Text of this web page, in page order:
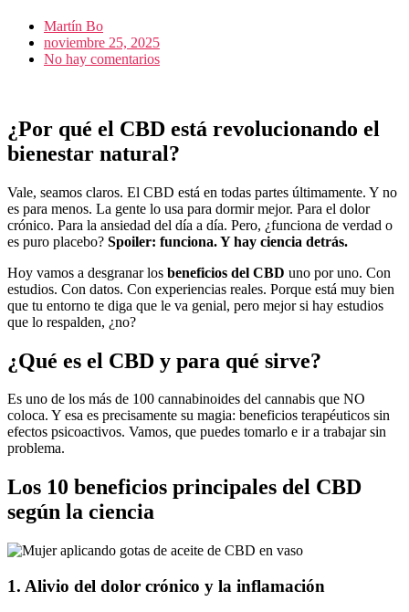
Martín Bo
noviembre 25, 2025
No hay comentarios
¿Por qué el CBD está revolucionando el
bienestar natural?
Vale, seamos claros. El CBD está en todas partes últimamente. Y no
es para menos. La gente lo usa para dormir mejor. Para el dolor
crónico. Para la ansiedad del día a día. Pero, ¿funciona de verdad o
es puro placebo? Spoiler: funciona. Y hay ciencia detrás.
Hoy vamos a desgranar los beneficios del CBD uno por uno. Con
estudios. Con datos. Con experiencias reales. Porque está muy bien
que tu entorno te diga que le va genial, pero mejor si hay estudios
que lo respalden, ¿no?
¿Qué es el CBD y para qué sirve?
Es uno de los más de 100 cannabinoides del cannabis que NO
coloca. Y esa es precisamente su magia: beneficios terapéuticos sin
efectos psicoactivos. Vamos, que puedes tomarlo e ir a trabajar sin
problema.
Los 10 beneficios principales del CBD
según la ciencia
1. Alivio del dolor crónico y la inflamación